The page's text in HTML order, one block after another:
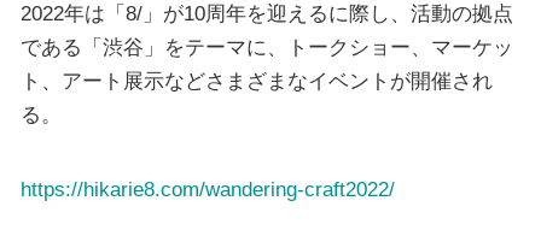
2022年は「8/」が10周年を迎えるに際し、活動の拠点
である「渋谷」をテーマに、トークショー、マーケッ
ト、アート展示などさまざまなイベントが開催され
る。
https://hikarie8.com/wandering-craft2022/